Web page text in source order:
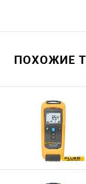
ПОХОЖИЕ